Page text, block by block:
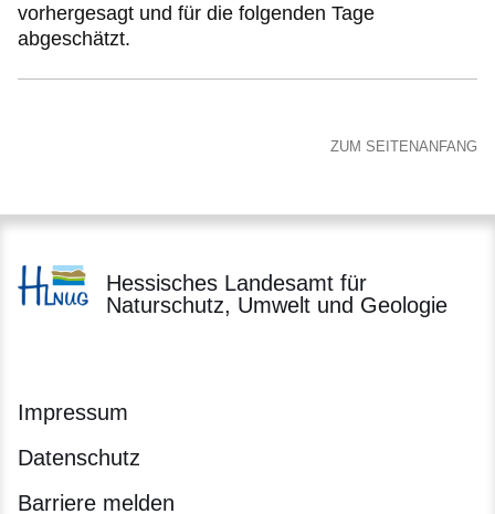
vorhergesagt und für die folgenden Tage
abgeschätzt.
ZUM SEITENANFANG
Hessisches Landesamt für
Naturschutz, Umwelt und Geologie
Impressum
Datenschutz
Barriere melden